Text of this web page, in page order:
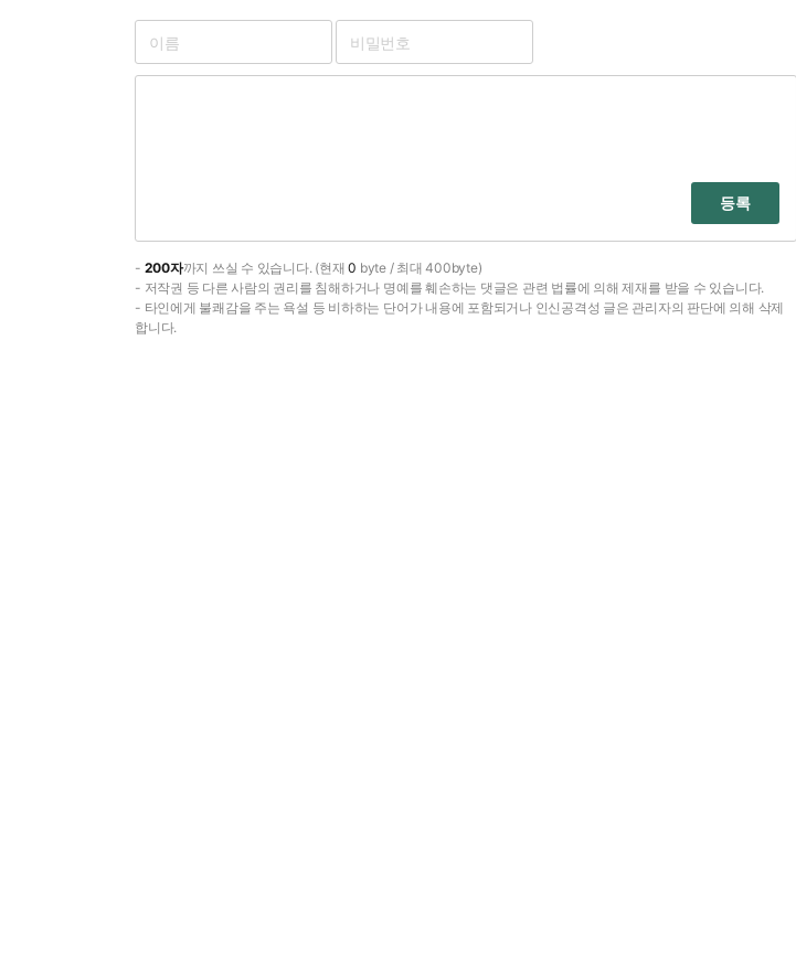
등록
- 200자까지 쓰실 수 있습니다. (현재0 byte / 최대 400byte)
- 저작권 등 다른 사람의 권리를 침해하거나 명예를 훼손하는 댓글은 관련 법률에 의해 제재를 받을 수 있습니다.
- 타인에게 불쾌감을 주는 욕설 등 비하하는 단어가 내용에 포함되거나 인신공격성 글은 관리자의 판단에 의해 삭제
합니다.